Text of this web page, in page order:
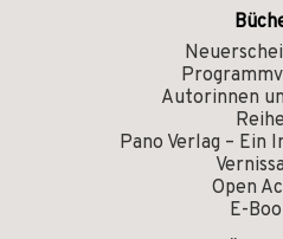
Autorinnen
Pano Verlag – Ein
Open
E-